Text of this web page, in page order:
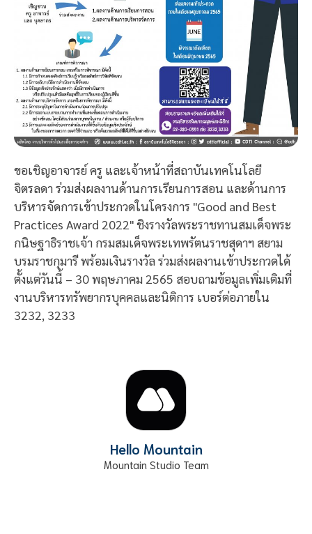
ขอเชิญอาจารย์ ครู และเจ้าหน้าที่สถาบันเทคโนโลยี
จิตรลดา ร่วมส่งผลงานด้านการเรียนการสอน และด้านการ
บริหารจัดการเข้าประกวดในโครงการ "Good and Best
Practices Award 2022" ชิงรางวัลพระราชทานสมเด็จพระ
กนิษฐาธิราชเจ้า กรมสมเด็จพระเทพรัตนราชสุดาฯ สยาม
บรมราชกุมารี พร้อมเงินรางวัล ร่วมส่งผลงานเข้าประกวดได้
ตั้งแต่วันนี้ – 30 พฤษภาคม 2565 สอบถามข้อมูลเพิ่มเติมที่
งานบริหารทรัพยากรบุคคลและนิติการ เบอร์ต่อภายใน
3232, 3233
Hello Mountain
Mountain Studio Team